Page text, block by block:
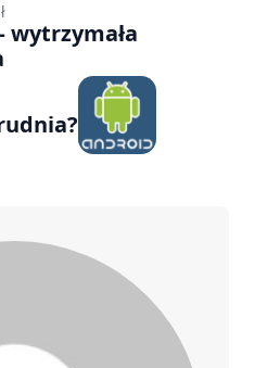
wytrzymała